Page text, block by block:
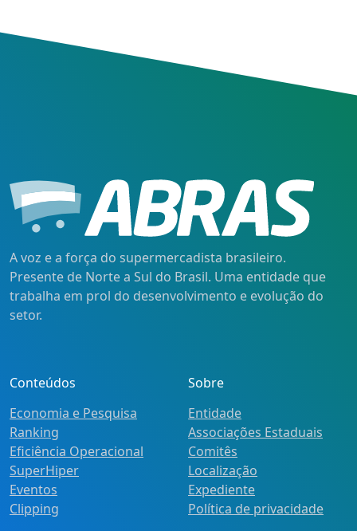
A voz e a força do supermercadista brasileiro.
Presente de Norte a Sul do Brasil. Uma entidade que
trabalha em prol do desenvolvimento e evolução do
setor.
Conteúdos
Economia e Pesquisa
Ranking
Eficiência Operacional
SuperHiper
Eventos
Clipping
Sobre
Entidade
Associações Estaduais
Comitês
Localização
Expediente
Política de privacidade